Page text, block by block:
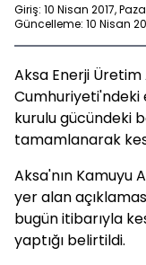
Giriş: 10 Nisan 2017,
Güncelleme: 10 Nisan
Aksa Enerji
Cumhuriyeti'ndeki
kurulu gücündeki
tamamlanarak
Aksa'nın Kamuyu
yer alan
bugün itibarıyla
yaptığı belirtildi.